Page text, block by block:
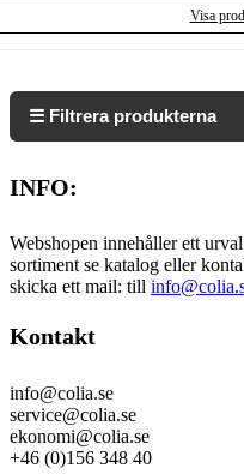
Visa
☰ Filtrera produkterna
INFO:
Webshopen innehåller ett
sortiment se katalog eller
skicka ett mail: till
Kontakt
info@colia.se
service@colia.se
ekonomi@colia.se
+46 (0)156 348 40